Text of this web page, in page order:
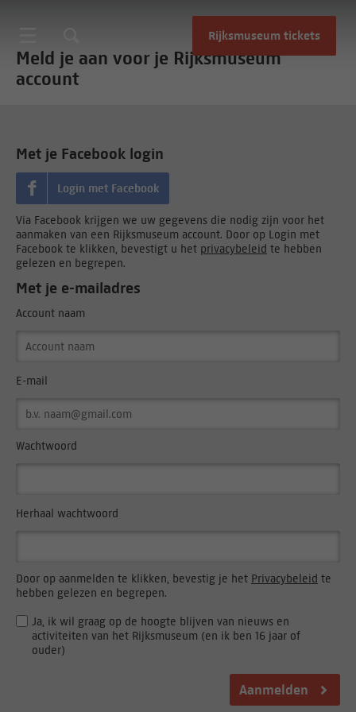
Rijksmuseum tickets
Meld je aan voor je Rijksmuseum
account
Met je Facebook login
Login met Facebook
Via Facebook krijgen we uw gegevens die nodig zijn voor het
aanmaken van een Rijksmuseum account. Door op Login met
Facebook te klikken, bevestigt u het privacybeleid te hebben
gelezen en begrepen.
Met je e-mailadres
Account naam
E-mail
Wachtwoord
Herhaal wachtwoord
Door op aanmelden te klikken, bevestig je het Privacybeleid te
hebben gelezen en begrepen.
Ja, ik wil graag op de hoogte blijven van nieuws en
activiteiten van het Rijksmuseum (en ik ben 16 jaar of
ouder)
Aanmelden